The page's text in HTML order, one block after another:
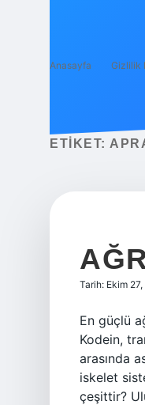
Anasayfa Gizlilik
ETIKET:
Tarih: Ekim
En güçlü
Kodein,
arasında
iskelet
çeşittir?